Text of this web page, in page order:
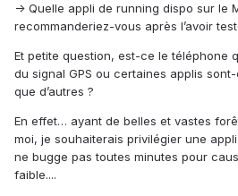
-> Quelle appli de running dispo sur le
recommanderiez-vous après l’avoir
Et petite question, est-ce le téléphone
du signal GPS ou certaines applis
que d’autres ?
En effet… ayant de belles et vastes
moi, je souhaiterais privilégier une
ne bugge pas toutes minutes pour
faible....